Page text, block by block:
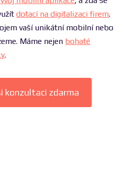
dotací na digitalizaci firem.
vaší unikátní mobilní nebo
Máme nejen bohaté
.
konzultaci zdarma